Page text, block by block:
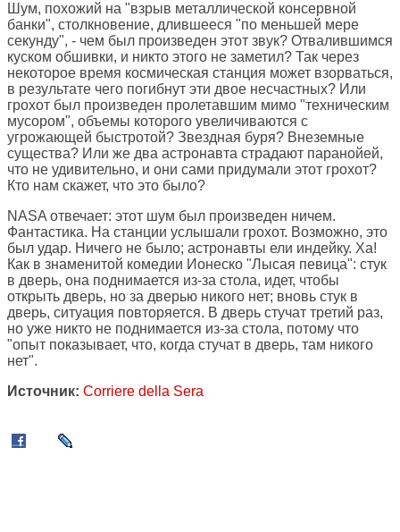
Шум, похожий на "взрыв металлической консервной
банки", столкновение, длившееся "по меньшей мере
секунду", - чем был произведен этот звук? Отвалившимся
куском обшивки, и никто этого не заметил? Так через
некоторое время космическая станция может взорваться,
в результате чего погибнут эти двое несчастных? Или
грохот был произведен пролетавшим мимо "техническим
мусором", объемы которого увеличиваются с
угрожающей быстротой? Звездная буря? Внеземные
существа? Или же два астронавта страдают паранойей,
что не удивительно, и они сами придумали этот грохот?
Кто нам скажет, что это было?
NASA отвечает: этот шум был произведен ничем.
Фантастика. На станции услышали грохот. Возможно, это
был удар. Ничего не было; астронавты ели индейку. Ха!
Как в знаменитой комедии Ионеско "Лысая певица": стук
в дверь, она поднимается из-за стола, идет, чтобы
открыть дверь, но за дверью никого нет; вновь стук в
дверь, ситуация повторяется. В дверь стучат третий раз,
но уже никто не поднимается из-за стола, потому что
"опыт показывает, что, когда стучат в дверь, там никого
нет".
Источник: Corriere della Sera